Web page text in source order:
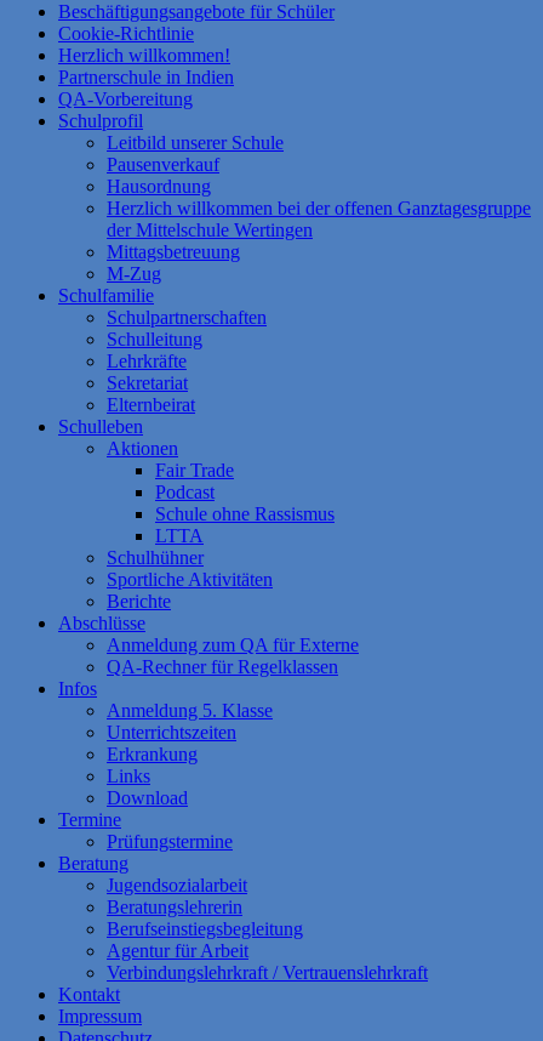
Beschäftigungsangebote für Schüler
Cookie-Richtlinie
Herzlich willkommen!
Partnerschule in Indien
QA-Vorbereitung
Schulprofil
Leitbild unserer Schule
Pausenverkauf
Hausordnung
Herzlich willkommen bei der offenen Ganztagesgruppe
der Mittelschule Wertingen
Mittagsbetreuung
M-Zug
Schulfamilie
Schulpartnerschaften
Schulleitung
Lehrkräfte
Sekretariat
Elternbeirat
Schulleben
Aktionen
Fair Trade
Podcast
Schule ohne Rassismus
LTTA
Schulhühner
Sportliche Aktivitäten
Berichte
Abschlüsse
Anmeldung zum QA für Externe
QA-Rechner für Regelklassen
Infos
Anmeldung 5. Klasse
Unterrichtszeiten
Erkrankung
Links
Download
Termine
Prüfungstermine
Beratung
Jugendsozialarbeit
Beratungslehrerin
Berufseinstiegsbegleitung
Agentur für Arbeit
Verbindungslehrkraft / Vertrauenslehrkraft
Kontakt
Impressum